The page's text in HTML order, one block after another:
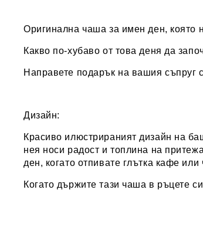
Оригинална чаша за имен ден, която
Какво по-хубаво от това деня да
Направете подарък на вашия съпруг
Дизайн:
Красиво илюстрираният дизайн на
нея носи радост и топлина на
ден, когато отпивате глътка кафе
Когато държите тази чаша в ръцете